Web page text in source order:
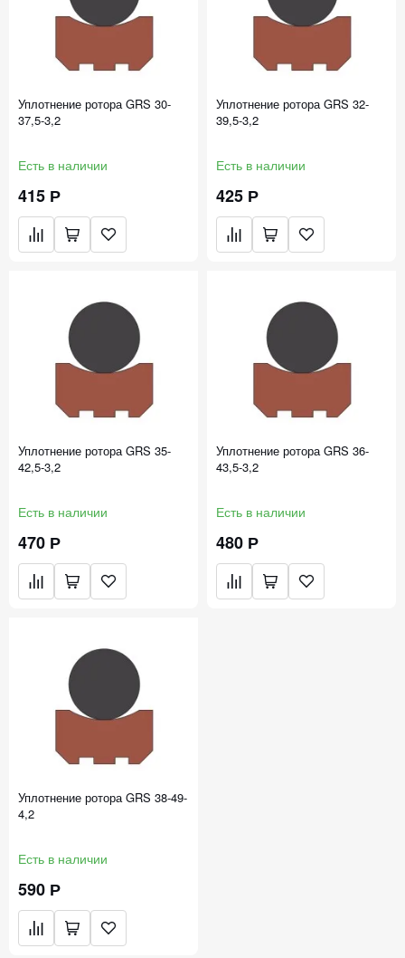
Уплотнение ротора GRS 30-
37,5-3,2
Есть в наличии
415 Р
Уплотнение ротора GRS 32-
39,5-3,2
Есть в наличии
425 Р
Уплотнение ротора GRS 35-
42,5-3,2
Есть в наличии
470 Р
Уплотнение ротора GRS 36-
43,5-3,2
Есть в наличии
480 Р
Уплотнение ротора GRS 38-49-
4,2
Есть в наличии
590 Р